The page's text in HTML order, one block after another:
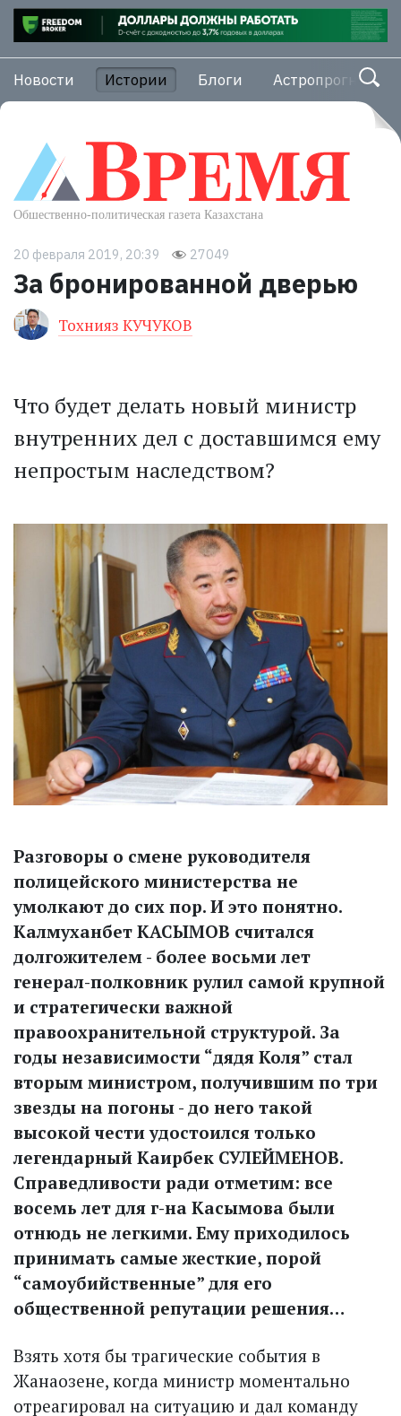
Новости Истории Блоги Астропрогноз
20 февраля 2019, 20:39 27049
За бронированной дверью
Тохнияз КУЧУКОВ
Что будет делать новый министр
внутренних дел с доставшимся ему
непростым наследством?
Разговоры о смене руководителя
полицейского министерства не
умолкают до сих пор. И это понятно.
Калмуханбет КАСЫМОВ считался
долгожителем - более восьми лет
генерал-полковник рулил самой крупной
и стратегически важной
правоохранительной структурой. За
годы независимости “дядя Коля” стал
вторым министром, получившим по три
звезды на погоны - до него такой
высокой чести удостоился только
легендарный Каирбек СУЛЕЙМЕНОВ.
Справедливости ради отметим: все
восемь лет для г-на Касымова были
отнюдь не легкими. Ему приходилось
принимать самые жесткие, порой
“самоубийственные” для его
общественной репутации решения…
Взять хотя бы трагические события в
Жанаозене, когда министр моментально
отреагировал на ситуацию и дал команду